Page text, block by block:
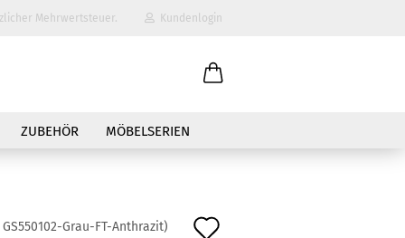
Mehrwertsteuer. Kundenlogin
ZUBEHÖR MÖBELSERIEN
GS550102-Grau-FT-Anthrazit)